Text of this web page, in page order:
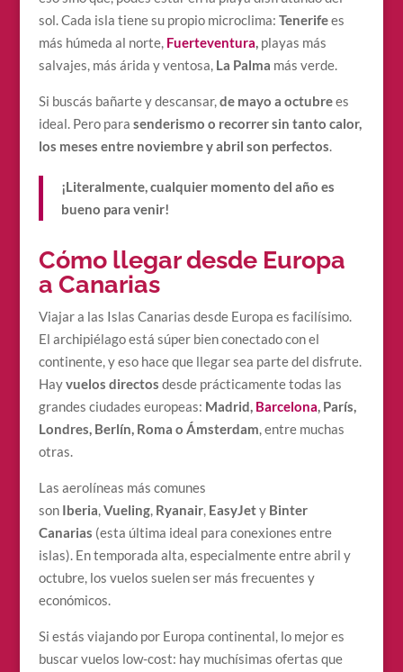
sol. Cada isla tiene su propio microclima: Tenerifees
más húmeda al norte, Fuerteventura, playas más
salvajes, más árida y ventosa, La Palma más verde.
Si buscás bañarte y descansar,de mayo a octubrees
ideal. Pero para senderismo o recorrer sin tanto calor,
los meses entre noviembre y abril son perfectos.
¡Literalmente, cualquier momento del año es
bueno para venir!
Cómo llegar desde Europa
a Canarias
Viajar a las Islas Canarias desde Europa es facilísimo.
El archipiélago está súper bien conectado con el
continente, y eso hace que llegar sea parte del disfrute.
Hayvuelos directos desde prácticamente todas las
grandes ciudades europeas: Madrid, Barcelona, París,
Londres, Berlín, Roma o Ámsterdam, entre muchas
otras.
Las aerolíneas más comunes
son Iberia,Vueling, Ryanair, EasyJety Binter
Canarias (esta última ideal para conexiones entre
islas). En temporada alta, especialmente entre abril y
octubre, los vuelos suelen ser más frecuentes y
económicos.
Si estás viajando por Europa continental, lo mejor es
buscar vuelos low-cost: hay muchísimas ofertas que